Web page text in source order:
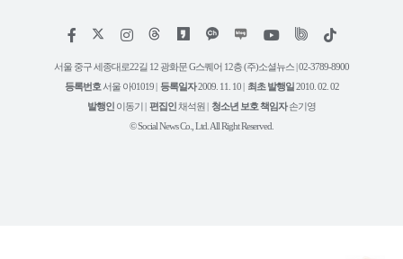
페
스
인
타
램
위
트
유
튜
틱
서울 중구 세종대로22길 12 광화문 G스퀘어 12층 (주)소셜뉴스 | 02-3789-8900
등록번호 서울 아01019 | 등록일자2009. 11. 10 | 최초 발행일2010. 02. 02
발행인 이동기 | 편집인채석원 | 청소년 보호 책임자손기영
© Social News Co., Ltd. All Right Reserved.